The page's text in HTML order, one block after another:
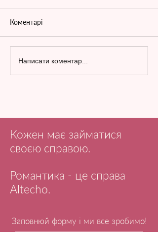
Коментарі
Написати коментар...
Кожен має займатися
своєю справою.
Романтика - це справа
Altecho.
Заповнюй форму і ми все зробимо!